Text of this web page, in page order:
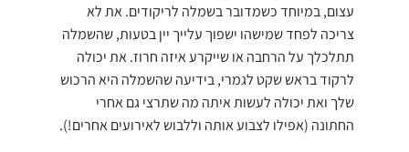
עצום, במיוחד כשמדובר בשמלה לריקודים. את לא
צריכה לפחד שמישהו ישפוך עלייך יין בטעות, שהשמלה
תתלכלך על הרחבה או שייקרע איזה חרוז. את יכולה
לרקוד בראש שקט לגמרי, בידיעה שהשמלה היא הרכוש
שלך ואת יכולה לעשות איתה מה שתרצי גם אחרי
החתונה (אפילו לצבוע אותה וללבוש לאירועים אחרים!).